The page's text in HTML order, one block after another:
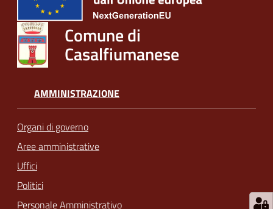
argomenti
Comune di
Casalfiumanese
AMMINISTRAZIONE
Organi di governo
Aree amministrative
Uffici
Politici
Personale Amministrativo